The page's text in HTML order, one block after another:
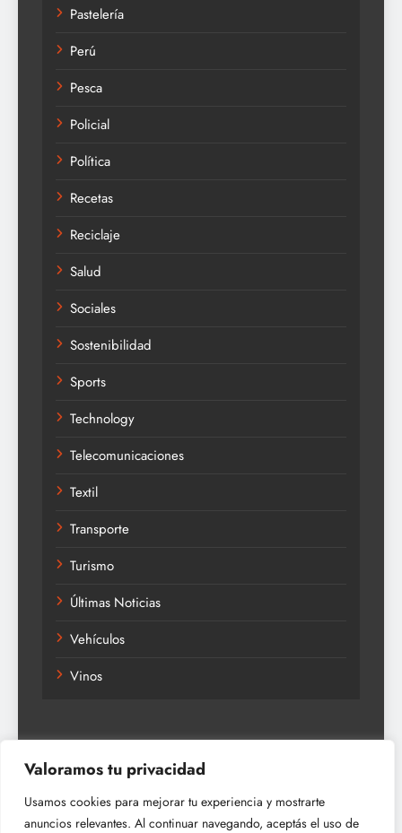
Valoramos tu privacidad
Usamos cookies para mejorar tu experiencia y mostrarte
anuncios relevantes. Al continuar navegando, aceptás el uso de
Pastelería
Perú
Pesca
Policial
Política
Recetas
Reciclaje
Salud
Sociales
Sostenibilidad
Sports
Technology
Telecomunicaciones
Textil
Transporte
Turismo
Últimas Noticias
Vehículos
Vinos